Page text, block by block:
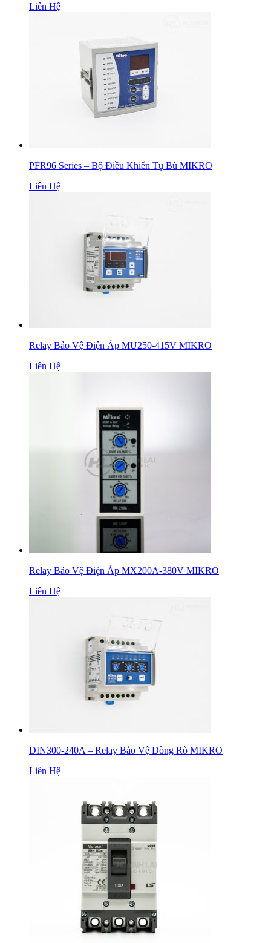
Liên Hệ
PFR96 Series – Bộ Điều Khiển Tụ Bù MIKRO
Liên Hệ
Relay Bảo Vệ Điện Áp MU250-415V MIKRO
Liên Hệ
Relay Bảo Vệ Điện Áp MX200A-380V MIKRO
Liên Hệ
DIN300-240A – Relay Bảo Vệ Dòng Rò MIKRO
Liên Hệ